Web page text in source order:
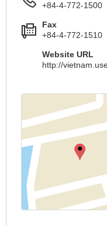
+84-4-772-1500
Fax
+84-4-772-1510
Website URL
http://